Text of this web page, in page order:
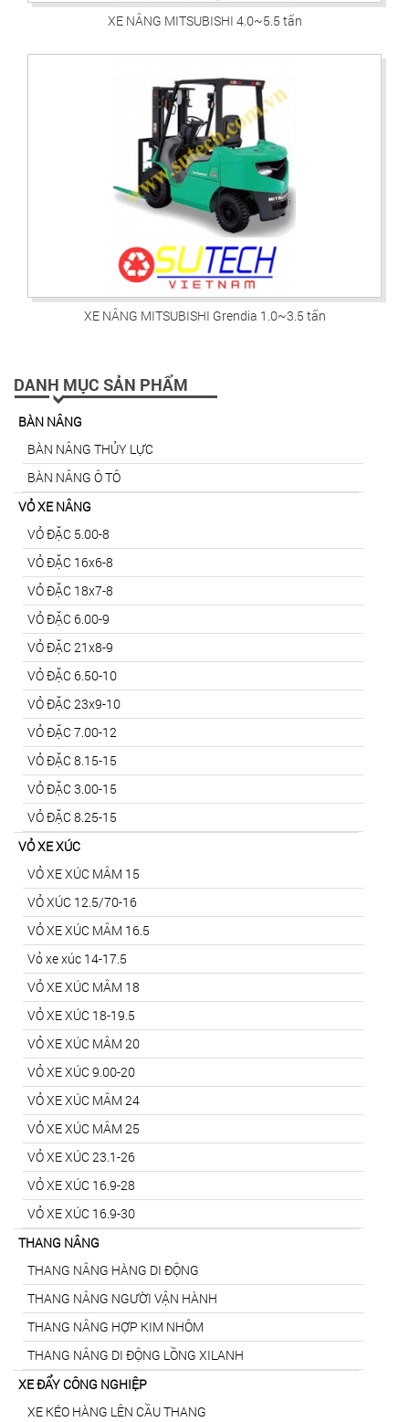
XE NÂNG MITSUBISHI 4.0~5.5 tấn
XE NÂNG MITSUBISHI Grendia 1.0~3.5 tấn
DANH MỤC SẢN PHẨM
BÀN NÂNG
BÀN NÂNG THỦY LỰC
BÀN NÂNG Ô TÔ
VỎ XE NÂNG
VỎ ĐẶC 5.00-8
VỎ ĐẶC 16x6-8
VỎ ĐẶC 18x7-8
VỎ ĐẶC 6.00-9
VỎ ĐẶC 21x8-9
VỎ ĐẶC 6.50-10
VỎ ĐẶC 23x9-10
VỎ ĐẶC 7.00-12
VỎ ĐẶC 8.15-15
VỎ ĐẶC 3.00-15
VỎ ĐẶC 8.25-15
VỎ XE XÚC
VỎ XE XÚC MÂM 15
VỎ XÚC 12.5/70-16
VỎ XE XÚC MÂM 16.5
Vỏ xe xúc 14-17.5
VỎ XE XÚC MÂM 18
VỎ XE XÚC 18-19.5
VỎ XE XÚC MÂM 20
VỎ XE XÚC 9.00-20
VỎ XE XÚC MÂM 24
VỎ XE XÚC MÂM 25
VỎ XE XÚC 23.1-26
VỎ XE XÚC 16.9-28
VỎ XE XÚC 16.9-30
THANG NÂNG
THANG NÂNG HÀNG DI ĐỘNG
THANG NÂNG NGƯỜI VẬN HÀNH
THANG NÂNG HỢP KIM NHÔM
THANG NÂNG DI ĐỘNG LỒNG XILANH
XE ĐẨY CÔNG NGHIỆP
XE KÉO HÀNG LÊN CẦU THANG